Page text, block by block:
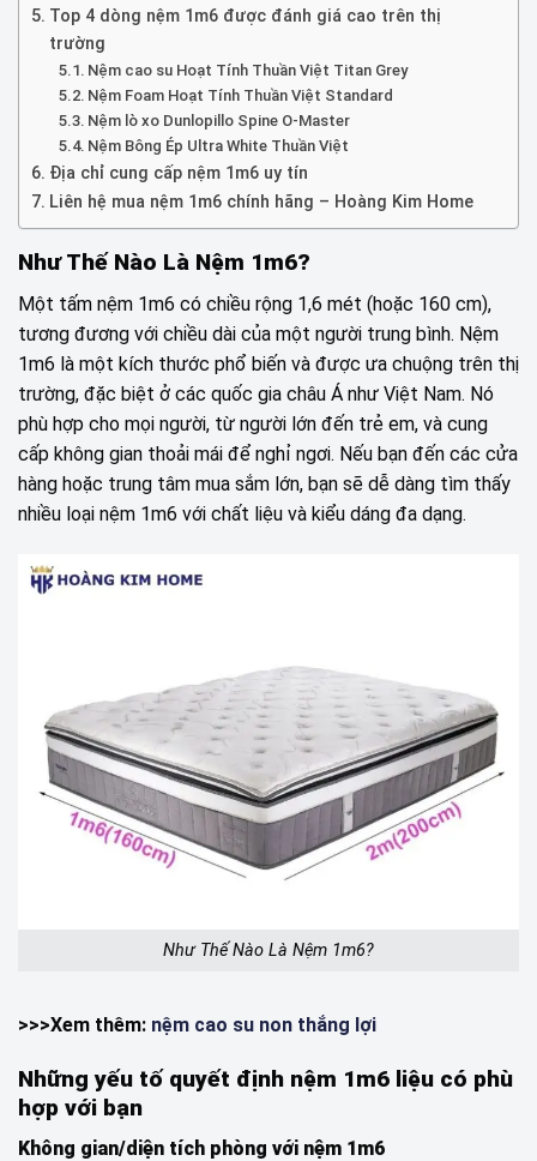
Top 4 dòng nệm 1m6 được đánh giá cao trên thị
trường
Nệm cao su Hoạt Tính Thuần Việt Titan Grey
Nệm Foam Hoạt Tính Thuần Việt Standard
Nệm lò xo Dunlopillo Spine O-Master
Nệm Bông Ép Ultra White Thuần Việt
Địa chỉ cung cấp nệm 1m6 uy tín
Liên hệ mua nệm 1m6 chính hãng – Hoàng Kim Home
Như Thế Nào Là Nệm 1m6?
Một tấm nệm 1m6 có chiều rộng 1,6 mét (hoặc 160 cm),
tương đương với chiều dài của một người trung bình. Nệm
1m6 là một kích thước phổ biến và được ưa chuộng trên thị
trường, đặc biệt ở các quốc gia châu Á như Việt Nam. Nó
phù hợp cho mọi người, từ người lớn đến trẻ em, và cung
cấp không gian thoải mái để nghỉ ngơi. Nếu bạn đến các cửa
hàng hoặc trung tâm mua sắm lớn, bạn sẽ dễ dàng tìm thấy
nhiều loại nệm 1m6 với chất liệu và kiểu dáng đa dạng.
Như Thế Nào Là Nệm 1m6?
>>>Xem thêm: nệm cao su non thắng lợi
Những yếu tố quyết định nệm 1m6 liệu có phù
hợp với bạn
Không gian/diện tích phòng với nệm 1m6